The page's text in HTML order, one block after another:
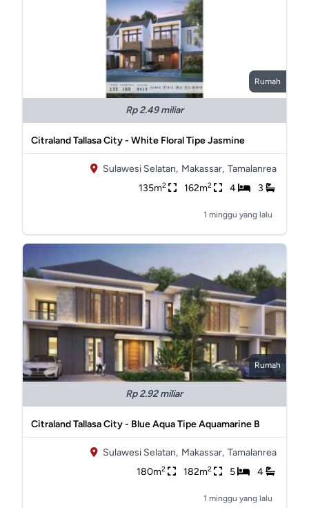
Rumah
Rp 2.49 miliar
Citraland Tallasa City - White Floral Tipe Jasmine
Sulawesi Selatan, Makassar, Tamalanrea
135m2 162m2 4 3
1 minggu yang lalu
Rumah
Rp 2.92 miliar
Citraland Tallasa City - Blue Aqua Tipe Aquamarine B
Sulawesi Selatan, Makassar, Tamalanrea
180m2 182m2 5 4
1 minggu yang lalu